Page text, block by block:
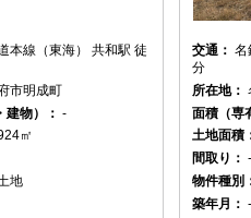
本線（東海） 共和駅 徒
市明成町
建物）： -
㎡
地
交通： 名
分
所在地：
面積（専
土地面積
間取り： -
物件種別
築年月： -